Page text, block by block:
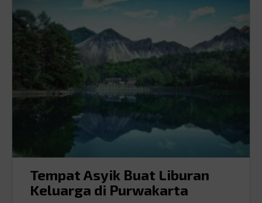
Tempat Asyik Buat Liburan
Keluarga di Purwakarta